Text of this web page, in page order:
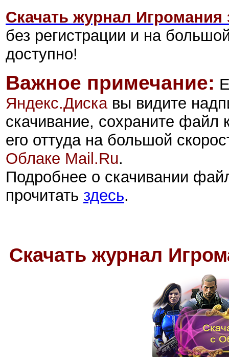
Скачать журнал Игромания
без регистрации и на
доступно!
Важное примечание:
Яндекс.Дискавы видите
скачивание, сохраните файл
его оттуда на большой
Облаке Mail.Ru.
Подробнее о скачивании
прочитать здесь.
Скачать журнал